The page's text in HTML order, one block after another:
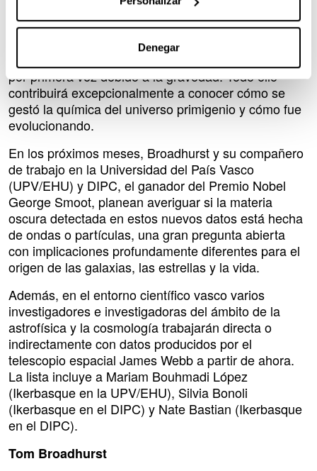
Denegar
formaron los primeros cúmulos – filamentos,
galaxias y estrellas a partir de hidrógeno y helio -, y
seguir avanzando en el campo profundo para llegar
al momento en el que la materia comenzó a colapsar
por primera vez debido a la gravedad. Todo ello
contribuirá excepcionalmente a conocer cómo se
gestó la química del universo primigenio y cómo fue
evolucionando.
En los próximos meses, Broadhurst y su compañero
de trabajo en la Universidad del País Vasco
(UPV/EHU) y DIPC, el ganador del Premio Nobel
George Smoot, planean averiguar si la materia
oscura detectada en estos nuevos datos está hecha
de ondas o partículas, una gran pregunta abierta
con implicaciones profundamente diferentes para el
origen de las galaxias, las estrellas y la vida.
Además, en el entorno científico vasco varios
investigadores e investigadoras del ámbito de la
astrofísica y la cosmología trabajarán directa o
indirectamente con datos producidos por el
telescopio espacial James Webb a partir de ahora.
La lista incluye a Mariam Bouhmadi López
(Ikerbasque en la UPV/EHU), Silvia Bonoli
(Ikerbasque en el DIPC) y Nate Bastian (Ikerbasque
en el DIPC).
Tom Broadhurst